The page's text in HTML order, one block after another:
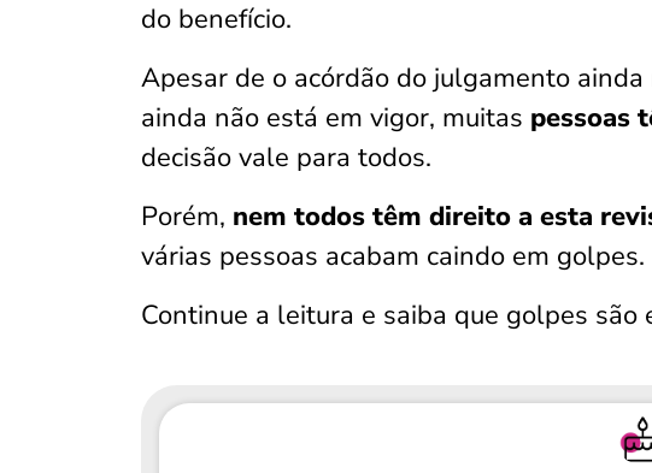
do benefício.
Apesar de o acórdão do julgamento
ainda não está em vigor, muitas pessoas
decisão vale para todos.
Porém, nem todos têm direito a esta
várias pessoas acabam caindo em golpes.
Continue a leitura e saiba que golpes são